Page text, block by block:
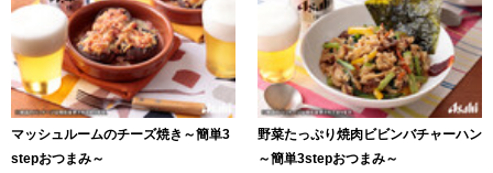
マッシュルームのチーズ焼き～簡単3
stepおつまみ～
野菜たっぷり焼肉ビビンバチャーハン
～簡単3stepおつまみ～